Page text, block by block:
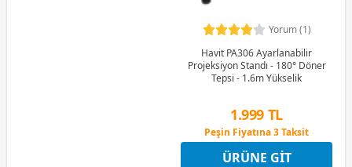
Yorum (1)
Havit PA306 Ayarlanabilir
Projeksiyon Standı - 180° Döner
Tepsi - 1.6m Yükselik
1.999 TL
Peşin Fiyatına 3 Taksit
12 Ay x 235 TL taksitle
Peşin Fiyatına 3 Taksit
ÜRÜNE GIT